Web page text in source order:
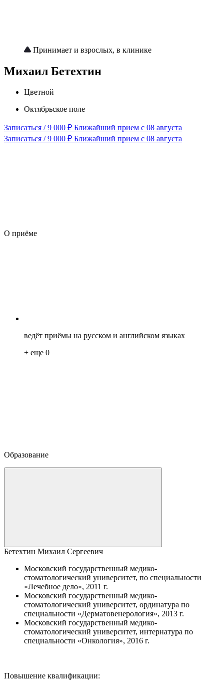
Принимает и взрослых, в клинике
Михаил Бетехтин
Цветной
Октябрьское поле
Записаться / 9 000 ₽ Ближайший прием с 08 августа
Записаться / 9 000 ₽ Ближайший прием с 08 августа
О приёме
ведёт приёмы на русском и английском языках
+ еще 0
Образование
Бетехтин Михаил Сергеевич
Московский государственный медико-
стоматологический университет, по специальности
«Лечебное дело», 2011 г.
Московский государственный медико-
стоматологический университет, ординатура по
специальности «Дерматовенерология», 2013 г.
Московский государственный медико-
стоматологический университет, интернатура по
специальности «Онкология», 2016 г.
Повышение квалификации: